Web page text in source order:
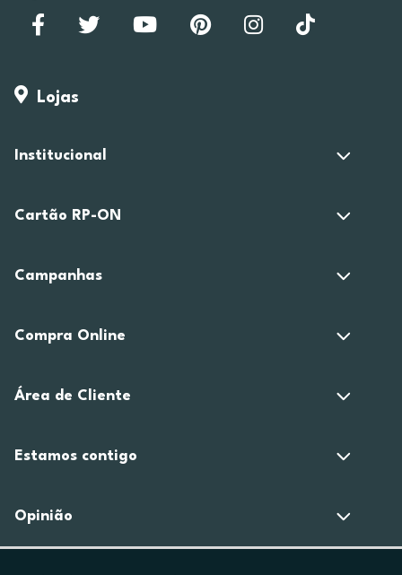
Lojas
Institucional
Cartão RP-ON
Campanhas
Compra Online
Área de Cliente
Estamos contigo
Opinião